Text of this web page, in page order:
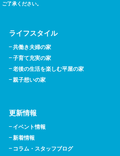
了承ください。
ライフスタイル
共働き夫婦の家
子育て充実の家
老後の生活を楽しむ平屋の家
親子想いの家
更新情報
イベント情報
新着情報
コラム・スタッフブログ